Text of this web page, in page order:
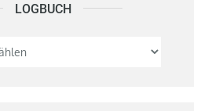
LOGBUCH Logbuch